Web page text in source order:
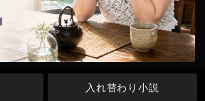
入れ替わり小説